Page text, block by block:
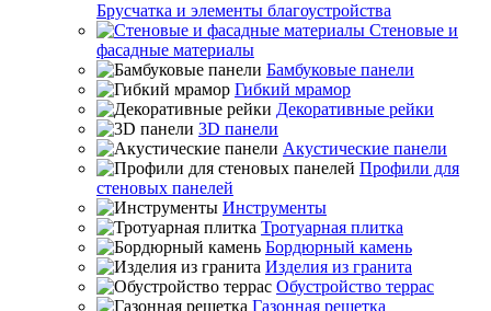
Брусчатка и элементы благоустройства
Стеновые и
фасадные материалы
Бамбуковые панели
Гибкий мрамор
Декоративные рейки
3D панели
Акустические панели
Профили для
стеновых панелей
Инструменты
Тротуарная плитка
Бордюрный камень
Изделия из гранита
Обустройство террас
Газонная решетка